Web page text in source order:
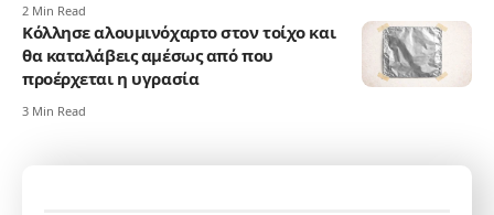
2 Min Read
Κόλλησε αλουμινόχαρτο στον τοίχο και
θα καταλάβεις αμέσως από που
προέρχεται η υγρασία
3 Min Read